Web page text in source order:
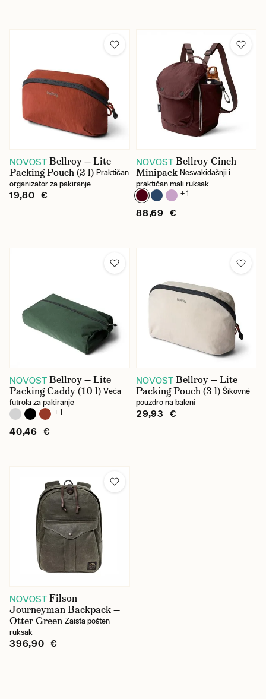
NOVOST Bellroy — Lite
Packing Pouch (2 l) Praktičan
organizator za pakiranje
19,80 €
NOVOST Bellroy Cinch
Minipack Nesvakidašnji i
praktičan mali ruksak
+ 1
88,69 €
NOVOST Bellroy — Lite
Packing Caddy (10 l) Veća
futrola za pakiranje
+ 1
40,46 €
NOVOST Bellroy — Lite
Packing Pouch (3 l) Šikovné
pouzdro na balení
29,93 €
NOVOST Filson
Journeyman Backpack —
Otter Green Zaista pošten
ruksak
396,90 €